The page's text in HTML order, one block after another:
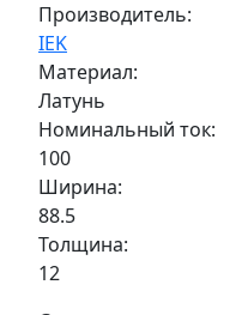
Производитель:
IEK
Материал:
Латунь
Номинальный ток:
100
Ширина:
88.5
Толщина:
12